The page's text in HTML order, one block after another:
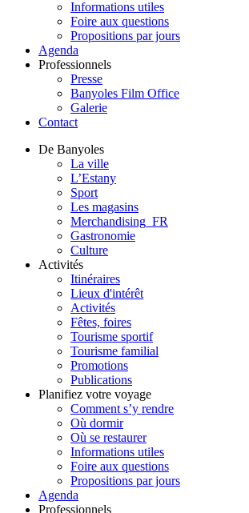
Informations utiles
Foire aux questions
Propositions par jours
Agenda
Professionnels
Presse
Banyoles Film Office
Galerie
Contact
De Banyoles
La ville
L’Estany
Sport
Les magasins
Merchandising_FR
Gastronomie
Culture
Activités
Itinéraires
Lieux d'intérêt
Activités
Fêtes, foires
Tourisme sportif
Tourisme familial
Promotions
Publications
Planifiez votre voyage
Comment s’y rendre
Où dormir
Où se restaurer
Informations utiles
Foire aux questions
Propositions par jours
Agenda
Professionnels